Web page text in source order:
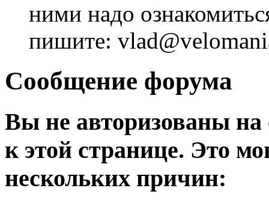
ними надо
пишите:
Сообщение форума
Вы не авторизованы на
к этой странице. Это
нескольких причин: